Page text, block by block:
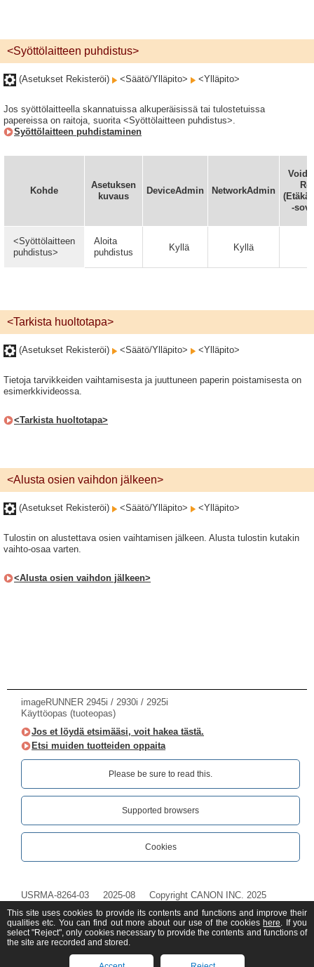
<Syöttölaitteen puhdistus>
(Asetukset Rekisteröi) <Säätö/Ylläpito> <Ylläpito>
Jos syöttölaitteella skannatuissa alkuperäisissä tai tulostetuissa
papereissa on raitoja, suorita <Syöttölaitteen puhdistus>.
Syöttölaitteen puhdistaminen
Kohde
Asetuksen
kuvaus
DeviceAdmin NetworkAdmin
-
<Syöttölaitteen
puhdistus>
Aloita
puhdistus
Kyllä Kyllä
<Tarkista huoltotapa>
(Asetukset Rekisteröi) <Säätö/Ylläpito> <Ylläpito>
Tietoja tarvikkeiden vaihtamisesta ja juuttuneen paperin poistamisesta on
esimerkkivideossa.
<Tarkista huoltotapa>
<Alusta osien vaihdon jälkeen>
(Asetukset Rekisteröi) <Säätö/Ylläpito> <Ylläpito>
Tulostin on alustettava osien vaihtamisen jälkeen. Alusta tulostin kutakin
vaihto-osaa varten.
<Alusta osien vaihdon jälkeen>
imageRUNNER 2945i / 2930i / 2925i
Käyttöopas (tuoteopas)
Jos et löydä etsimääsi, voit hakea tästä.
Etsi muiden tuotteiden oppaita
Please be sure to read this.‎
Supported browsers
Cookies
USRMA-8264-03 2025-08 Copyright CANON INC. 2025
This site uses cookies to provide its contents and functions and improve their
qualities etc. You can find out more about our use of the cookies here. If you
select "Reject", only cookies necessary to provide the contents and functions of
the site are recorded and stored.